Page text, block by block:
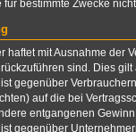
für bestimmte Zwecke
haftet mit Ausnahme der
sind. Dies
gegenüber
auf die bei
entgangenen
gegenüber